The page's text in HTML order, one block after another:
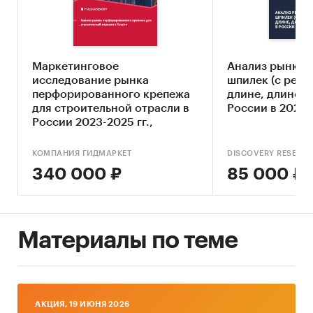
Составление прогноза развития рынка до
Обзор российского рынка гвоздей
Конкурентный анализ на рынке
гвоздей
Анализ потребления гвоздей
Оценка факторов инвестиционной
привлекательности рынка
Динамика и прогноз внешнеторговых
Маркетинговое
исследование рынка
перфорированного крепежа
для строительной отрасли в
России 2023-2025 гг.,
обновлением)
КОМПАНИЯ ГИДМАРКЕТ
340 000 ₽
Анализ рынка
шпилек (с
длине, длиной
России в 2022-
DISCOVERY
85 000 ₽
Материалы по теме
AКЦИЯ, 19 ИЮНЯ 2026